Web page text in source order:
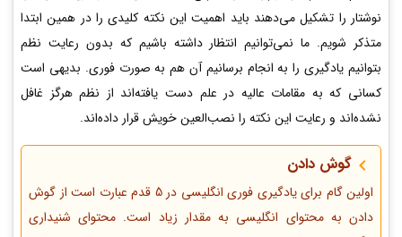
نوشتار را تشکیل می‌دهند باید اهمیت این نکته کلیدی را در همین ابتدا
متذکر شویم. ما نمی‌توانیم انتظار داشته باشیم که بدون رعایت نظم
بتوانیم یادگیری را به انجام برسانیم آن هم به صورت فوری. بدیهی است
کسانی که به مقامات عالیه در علم دست یافته‌اند از نظم هرگز غافل
نشده‌اند و رعایت این نکته را نصب‌العین خویش قرار داده‌اند.
گوش دادن
اولین گام برای یادگیری فوری انگلیسی در 5 قدم عبارت است از گوش
دادن به محتوای انگلیسی به مقدار زیاد است. محتوای شنیداری